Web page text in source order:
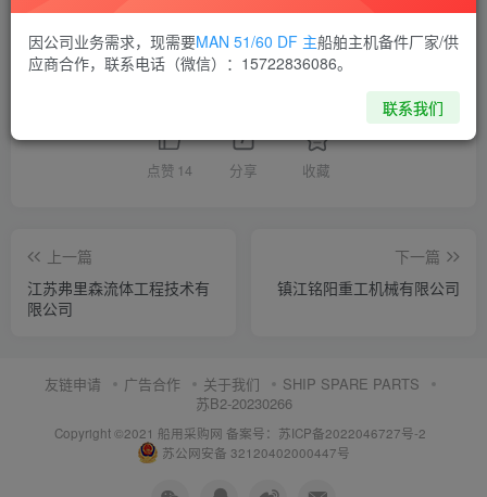
点赞 14 分享 收藏
上一篇
江苏弗里森流体工程技术有
限公司
下一篇
镇江铭阳重工机械有限公司
友链申请 广告合作 关于我们
SHIP SPARE PARTS
苏B2-20230266
Copyright ©2021 船用采购网 备案号：苏ICP备2022046727号-2
苏公网安备 32120402000447号
因公司业务需求，现需要MAN 51/60 DF 主船舶主机备件厂家/供
应商合作，联系电话（微信）：15722836086。
联系我们